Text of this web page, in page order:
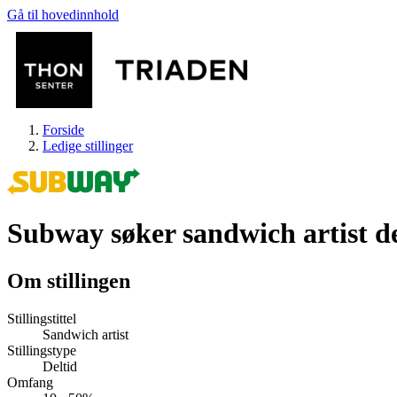
Gå til hovedinnhold
Butikker
Mat og drikke
Forside
Ledige stillinger
Subway søker sandwich artist
Om stillingen
Stillingstittel
Sandwich artist
Stillingstype
Deltid
Omfang